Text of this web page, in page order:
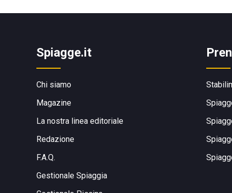
Spiagge.it
Chi siamo
Magazine
La nostra linea editoriale
Redazione
F.A.Q.
Gestionale Spiaggia